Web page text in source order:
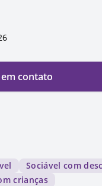
contato
Sociável com
crianças